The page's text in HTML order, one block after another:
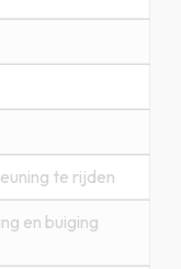
te rijden
en buiging